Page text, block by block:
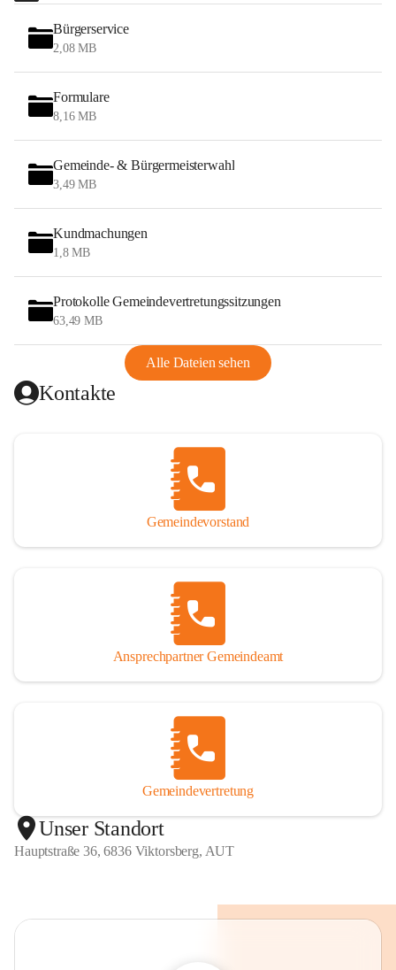
Bürgerservice
2,08 MB
Formulare
8,16 MB
Gemeinde- & Bürgermeisterwahl
3,49 MB
Kundmachungen
1,8 MB
Protokolle Gemeindevertretungssitzungen
63,49 MB
Alle Dateien sehen
Kontakte
Gemeindevorstand
Ansprechpartner Gemeindeamt
Gemeindevertretung
Unser Standort
Hauptstraße 36, 6836 Viktorsberg, AUT